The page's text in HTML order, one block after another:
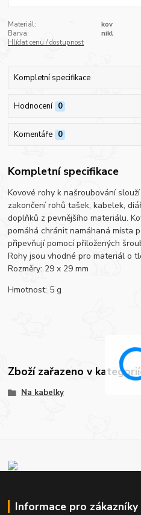
Materiál:
kov
Barva:
nikl
Hlídat cenu / dostupnost
Kompletní specifikace
Hodnocení 0
Komentáře 0
Kompletní specifikace
Kovové rohy k našroubování
zakončení rohů tašek, kabelek,
doplňků z pevnějšího materiálu.
pomáhá chránit namáhaná místa
připevňují pomocí přiložených
Rohy jsou vhodné pro materiál o
Rozměry: 29 x 29 mm
Hmotnost: 5 g
Zboží zařazeno v
Na kabelky
Informace pro zákazníky